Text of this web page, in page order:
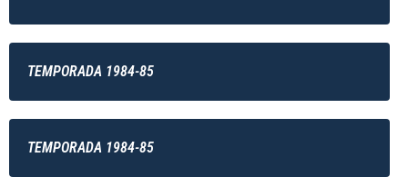
TEMPORADA 1984-85
TEMPORADA 1984-85